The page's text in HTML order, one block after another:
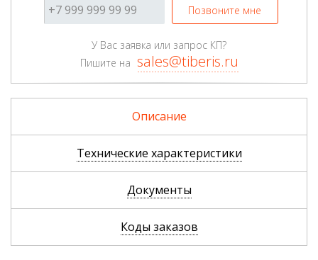
Позвоните мне
У Вас заявка или запрос КП?
Пишите на sales@tiberis.ru
Описание
Технические характеристики
Документы
Коды заказов